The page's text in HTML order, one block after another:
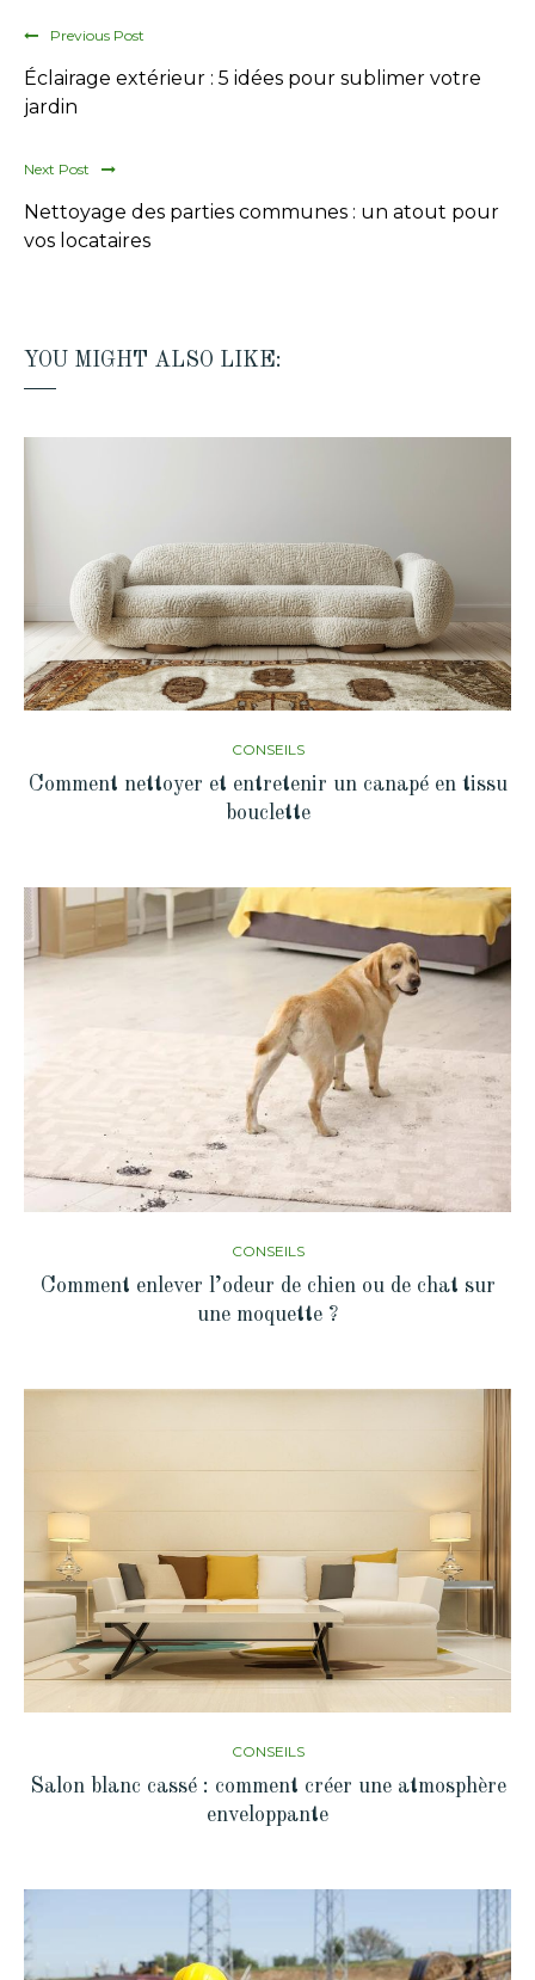
Previous Post
Éclairage extérieur : 5 idées pour sublimer votre
jardin
Next Post
Nettoyage des parties communes : un atout pour
vos locataires
YOU MIGHT ALSO LIKE:
CONSEILS
Comment nettoyer et entretenir un canapé en tissu
bouclette
CONSEILS
Comment enlever l’odeur de chien ou de chat sur
une moquette ?
CONSEILS
Salon blanc cassé : comment créer une atmosphère
enveloppante